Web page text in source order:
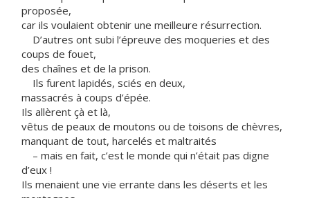
proposée,
car ils voulaient obtenir une meilleure résurrection.
D’autres ont subi l’épreuve des moqueries et des
coups de fouet,
des chaînes et de la prison.
Ils furent lapidés, sciés en deux,
massacrés à coups d’épée.
Ils allèrent çà et là,
vêtus de peaux de moutons ou de toisons de chèvres,
manquant de tout, harcelés et maltraités
– mais en fait, c’est le monde qui n’était pas digne
d’eux !
Ils menaient une vie errante dans les déserts et les